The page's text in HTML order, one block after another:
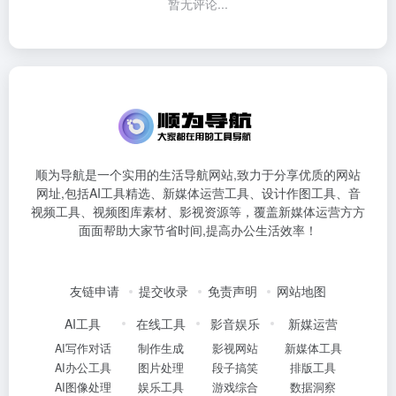
顺为导航是一个实用的生活导航网站,致力于分享优质的网站
网址,包括AI工具精选、新媒体运营工具、设计作图工具、音
视频工具、视频图库素材、影视资源等，覆盖新媒体运营方方
面面帮助大家节省时间,提高办公生活效率！
友链申请 提交收录 免责声明
网站地图
AI工具
AI写作对话
AI办公工具
AI图像处理
在线工具
制作生成
图片处理
娱乐工具
影音娱乐
影视网站
段子搞笑
游戏综合
新媒运营
新媒体工具
排版工具
数据洞察